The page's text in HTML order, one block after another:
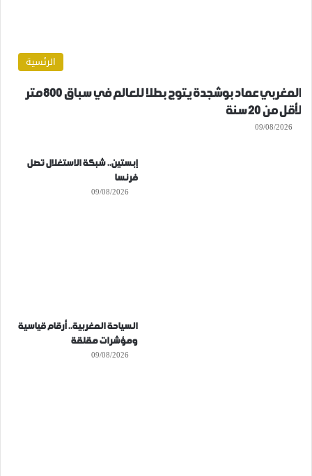
الرئسية
المغربي عماد بوشجدة يتوج بطلا للعالم في سباق 800 متر
لأقل من 20 سنة
09/08/2026
إبستين.. شبكة الاستغلال تصل
فرنسا
09/08/2026
السياحة المغربية.. أرقام قياسية
ومؤشرات مقلقة
09/08/2026